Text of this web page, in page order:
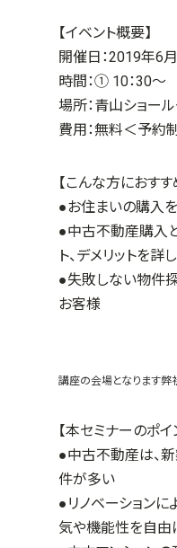
【イベント概要】
開催日：2019年6
時間：① 10：30
場所：青山ショー
費用：無料＜予約
【こんな方におすす
●お住まいの購入
●中古不動産購入と
ト、デメリットを詳
●失敗しない物件
お客様
講座の会場となります弊
【本セミナーのポイ
●中古不動産は、
件が多い
●リノベーションに
気や機能性を自由